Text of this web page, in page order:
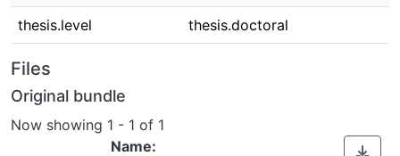
thesis.level thesis.doctoral
Files
Original bundle
Now showing 1 - 1 of 1
Name: